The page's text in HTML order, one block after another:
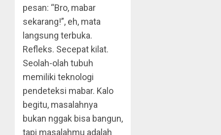
pesan: “Bro, mabar
sekarang!”, eh, mata
langsung terbuka.
Refleks. Secepat kilat.
Seolah-olah tubuh
memiliki teknologi
pendeteksi mabar. Kalo
begitu, masalahnya
bukan nggak bisa bangun,
tapi masalahmu adalah